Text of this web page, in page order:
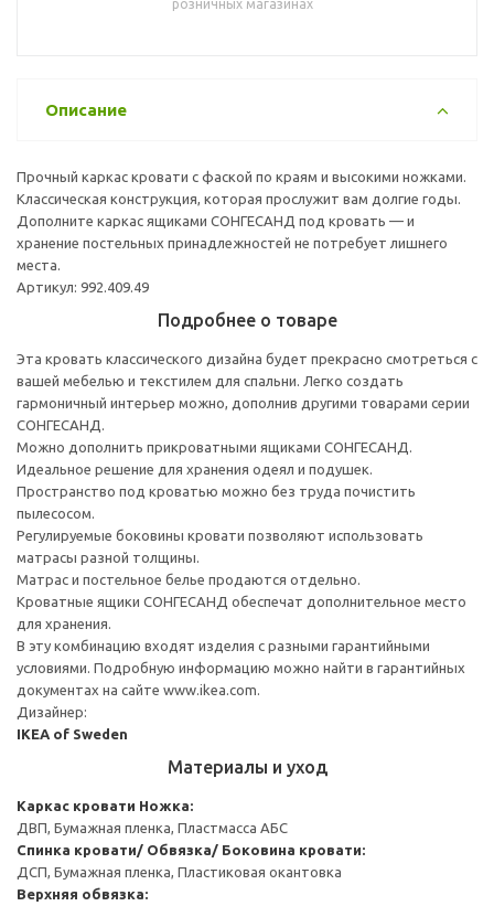
розничных магазинах
Описание
Прочный каркас кровати с фаской по краям и высокими ножками.
Классическая конструкция, которая прослужит вам долгие годы.
Дополните каркас ящиками СОНГЕСАНД под кровать — и
хранение постельных принадлежностей не потребует лишнего
места.
Артикул: 992.409.49
Подробнее о товаре
Эта кровать классического дизайна будет прекрасно смотреться с
вашей мебелью и текстилем для спальни. Легко создать
гармоничный интерьер можно, дополнив другими товарами серии
СОНГЕСАНД.
Можно дополнить прикроватными ящиками СОНГЕСАНД.
Идеальное решение для хранения одеял и подушек.
Пространство под кроватью можно без труда почистить
пылесосом.
Регулируемые боковины кровати позволяют использовать
матрасы разной толщины.
Матрас и постельное белье продаются отдельно.
Кроватные ящики СОНГЕСАНД обеспечат дополнительное место
для хранения.
В эту комбинацию входят изделия с разными гарантийными
условиями. Подробную информацию можно найти в гарантийных
документах на сайте www.ikea.com.
Дизайнер:
IKEA of Sweden
Материалы и уход
Каркас кровати Ножка:
ДВП, Бумажная пленка, Пластмасса АБС
Спинка кровати/ Обвязка/ Боковина кровати:
ДСП, Бумажная пленка, Пластиковая окантовка
Верхняя обвязка: